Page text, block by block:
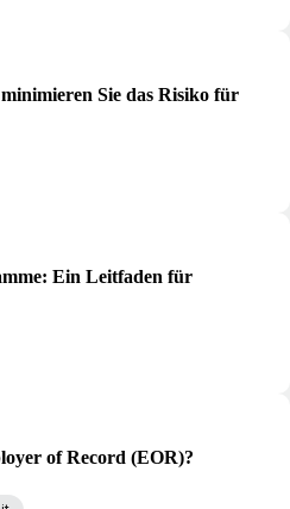
Sie das Risiko für
Ein Leitfaden für
of Record (EOR)?